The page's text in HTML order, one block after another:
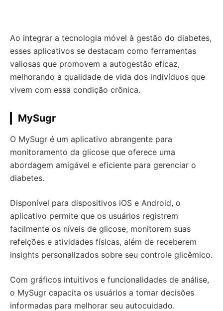
Ao integrar a tecnologia móvel à gestão do diabetes,
esses aplicativos se destacam como ferramentas
valiosas que promovem a autogestão eficaz,
melhorando a qualidade de vida dos indivíduos que
vivem com essa condição crônica.
MySugr
O MySugr é um aplicativo abrangente para
monitoramento da glicose que oferece uma
abordagem amigável e eficiente para gerenciar o
diabetes.
Disponível para dispositivos iOS e Android, o
aplicativo permite que os usuários registrem
facilmente os níveis de glicose, monitorem suas
refeições e atividades físicas, além de receberem
insights personalizados sobre seu controle glicêmico.
Com gráficos intuitivos e funcionalidades de análise,
o MySugr capacita os usuários a tomar decisões
informadas para melhorar seu autocuidado.